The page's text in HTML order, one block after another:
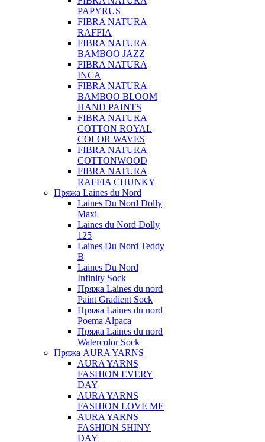
PAPYRUS
FIBRA NATURA
RAFFIA
FIBRA NATURA
BAMBOO JAZZ
FIBRA NATURA
INCA
FIBRA NATURA
BAMBOO BLOOM
HAND PAINTS
FIBRA NATURA
COTTON ROYAL
COLOR WAVES
FIBRA NATURA
COTTONWOOD
FIBRA NATURA
RAFFIA CHUNKY
Пряжа Laines du Nord
Laines Du Nord Dolly
Maxi
Laines du Nord Dolly
125
Laines Du Nord Teddy
B
Laines Du Nord
Infinity Sock
Пряжа Laines du nord
Paint Gradient Sock
Пряжа Laines du nord
Poema Alpaca
Пряжа Laines du nord
Watercolor Sock
Пряжа AURA YARNS
AURA YARNS
FASHION EVERY
DAY
AURA YARNS
FASHION LOVE ME
AURA YARNS
FASHION SHINY
DAY